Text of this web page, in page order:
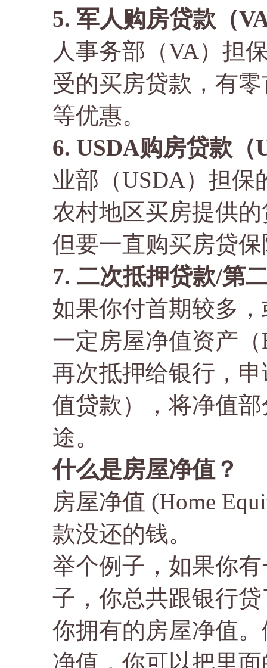
5. 军人购房贷款（
人事务部（VA）担
受的买房贷款，有
等优惠。
6. USDA购房贷款
业部（USDA）担保
农村地区买房提供
但要一直购买房贷
7. 二次抵押贷款/第
如果你付首期较多
一定房屋净值资产
再次抵押给银行，申
值贷款），将净值
途。
什么是房屋净值？
房屋净值 (Home
款没还的钱。
举个例子，如果你
子，你总共跟银行
你拥有的房屋净值
净值，你可以把里